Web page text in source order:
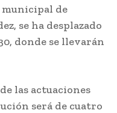
municipal de
se ha desplazado
donde se llevarán
las actuaciones
será de cuatro